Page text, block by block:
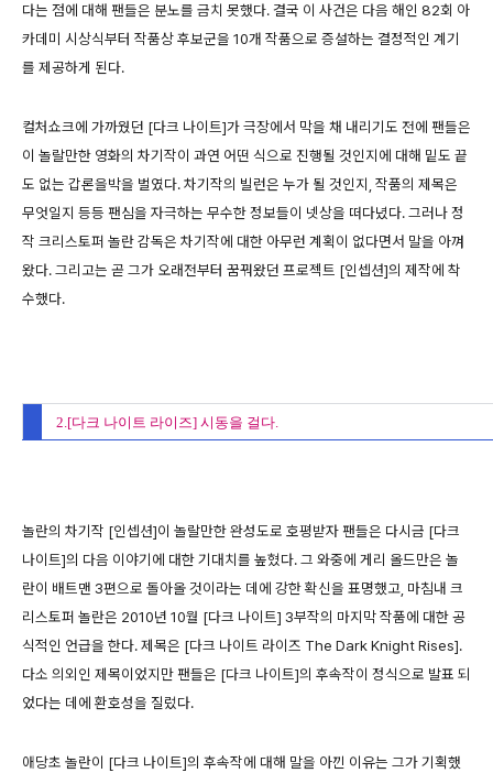
다는 점에 대해 팬들은 분노를 금치 못했다. 결국 이 사건은 다음 해인 82회 아
카데미 시상식부터 작품상 후보군을 10개 작품으로 증설하는 결정적인 계기
를 제공하게 된다.
컬처쇼크에 가까웠던 [다크 나이트]가 극장에서 막을 채 내리기도 전에 팬들은
이 놀랄만한 영화의 차기작이 과연 어떤 식으로 진행될 것인지에 대해 밑도 끝
도 없는 갑론을박을 벌였다. 차기작의 빌런은 누가 될 것인지, 작품의 제목은
무엇일지 등등 팬심을 자극하는 무수한 정보들이 넷상을 떠다녔다. 그러나 정
작 크리스토퍼 놀란 감독은 차기작에 대한 아무런 계획이 없다면서 말을 아껴
왔다. 그리고는 곧 그가 오래전부터 꿈꿔왔던 프로젝트 [인셉션]의 제작에 착
수했다.
2.[다크 나이트 라이즈] 시동을 걸다.
놀란의 차기작 [인셉션]이 놀랄만한 완성도로 호평받자 팬들은 다시금 [다크
나이트]의 다음 이야기에 대한 기대치를 높혔다. 그 와중에 게리 올드만은 놀
란이 배트맨 3편으로 돌아올 것이라는 데에 강한 확신을 표명했고, 마침내 크
리스토퍼 놀란은 2010년 10월 [다크 나이트] 3부작의 마지막 작품에 대한 공
식적인 언급을 한다. 제목은 [다크 나이트 라이즈 The Dark Knight Rises].
다소 의외인 제목이었지만 팬들은 [다크 나이트]의 후속작이 정식으로 발표 되
었다는 데에 환호성을 질렀다.
애당초 놀란이 [다크 나이트]의 후속작에 대해 말을 아낀 이유는 그가 기획했